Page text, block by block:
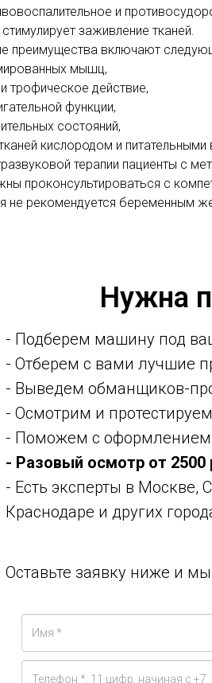
и
заживление тканей.
преимущества включают
мышц,
трофическое действие,
функции,
состояний,
кислородом и
терапии пациенты с
проконсультироваться с
не рекомендуется беременным
Нужна
- Подберем машину под
- Отберем с вами лучшие
- Выведем обманщиков-
- Осмотрим и
- Поможем с оформлением
- Разовый осмотр от
- Есть эксперты в Москве,
Краснодаре и других
Оставьте заявку ниже и